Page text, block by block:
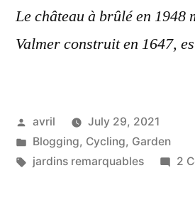
Le château à brûlé en 1948
Valmer construit en 1647,
Posted
by
avril
July 29, 2021
Posted
in
Blogging, Cycling, Garden
Tags:
jardins remarquables 2